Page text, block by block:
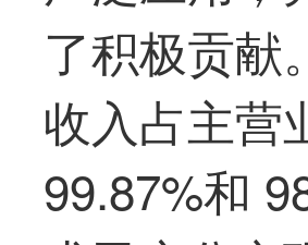
了积极贡献
收入占主营
99.87%和